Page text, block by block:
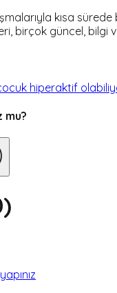
kısa
birçok güncel, bilgi
hiperaktif
mu?
)